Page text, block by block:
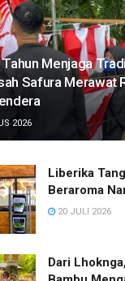
Menjaga
Safura Merawat
2026
Liberika
Beraroma
20 JULI 2026
Dari